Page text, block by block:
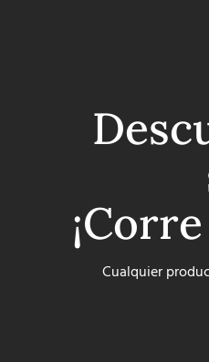
Cualquier